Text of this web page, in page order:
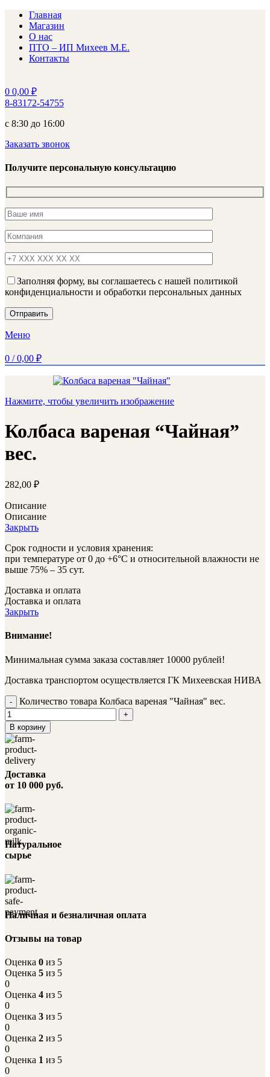
Главная
Магазин
О нас
ПТО – ИП Михеев М.Е.
Контакты
0 0,00 ₽
8-83172-54755
с 8:30 до 16:00
Заказать звонок
Получите персональную консультацию
Заполняя форму, вы соглашаетесь с нашей политикой
конфиденциальности и обработки персональных данных
Меню
0 / 0,00 ₽
Нажмите, чтобы увеличить изображение
Колбаса вареная “Чайная”
вес.
282,00 ₽
Описание
Описание
Закрыть
Срок годности и условия хранения:
при температуре от 0 до +6°С и относительной влажности не
выше 75% – 35 сут.
Доставка и оплата
Доставка и оплата
Закрыть
Внимание!
Минимальная сумма заказа составляет 10000 рублей!
Доставка транспортом осуществляется ГК Михеевская НИВА
Количество товара Колбаса вареная "Чайная" вес.
В корзину
Доставка
от 10 000 руб.
Натуральное
сырье
Наличная и безналичная оплата
Отзывы на товар
Оценка 0 из 5
Оценка 5 из 5
0
Оценка 4 из 5
0
Оценка 3 из 5
0
Оценка 2 из 5
0
Оценка 1 из 5
0